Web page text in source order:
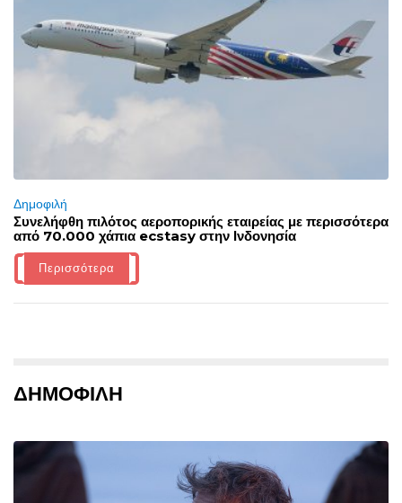
Δημοφιλή
Συνελήφθη πιλότος αεροπορικής εταιρείας με περισσότερα
από 70.000 χάπια ecstasy στην Ινδονησία
Περισσότερα
ΔΗΜΟΦΙΛΗ